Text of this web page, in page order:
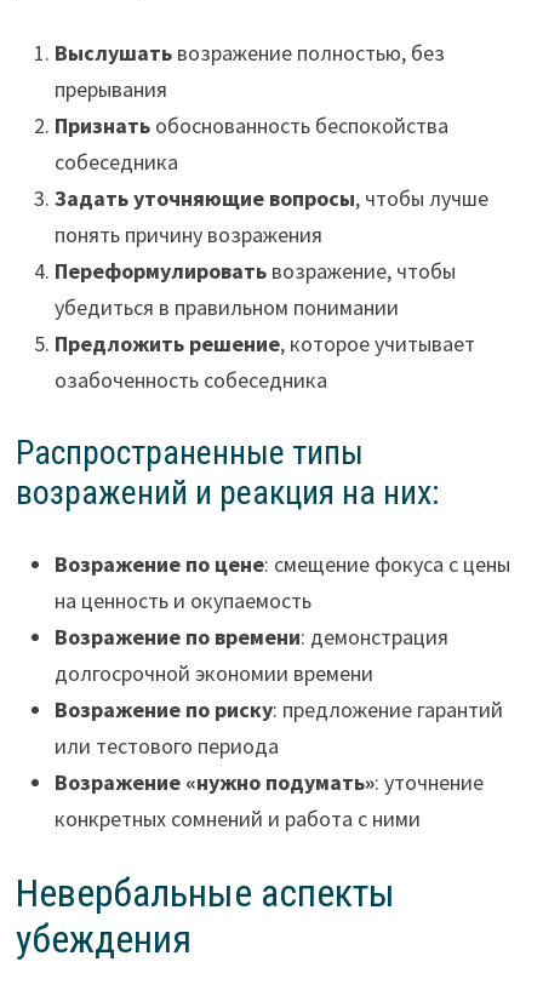
Выслушатьвозражение полностью, без
прерывания
Признатьобоснованность беспокойства
собеседника
Задать уточняющие вопросы, чтобы лучше
понять причину возражения
Переформулироватьвозражение, чтобы
убедиться в правильном понимании
Предложить решение, которое учитывает
озабоченность собеседника
Распространенные типы
возражений и реакция на них:
Возражение по цене: смещение фокуса с цены
на ценность и окупаемость
Возражение по времени: демонстрация
долгосрочной экономии времени
Возражение по риску: предложение гарантий
или тестового периода
Возражение «нужно подумать»: уточнение
конкретных сомнений и работа с ними
Невербальные аспекты
убеждения